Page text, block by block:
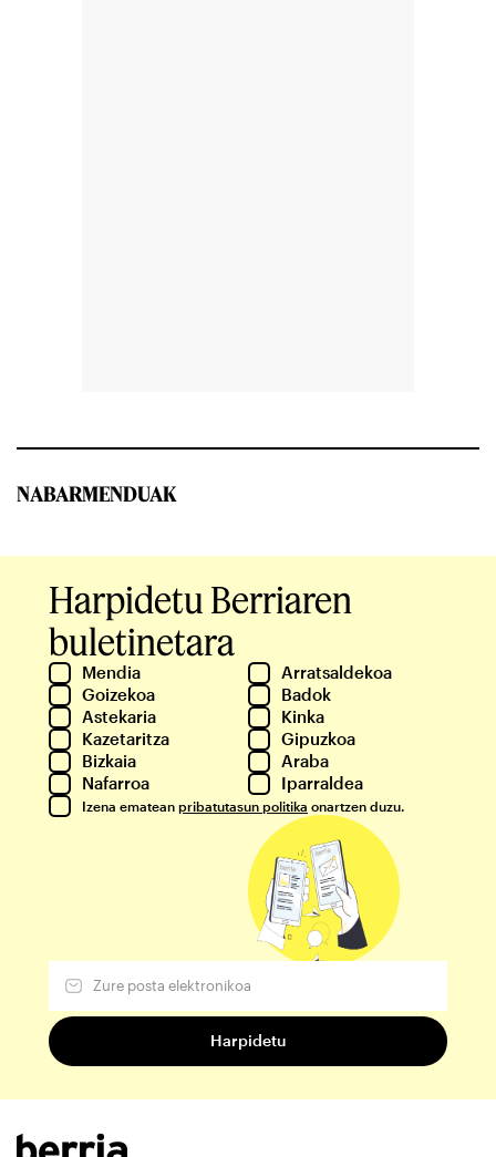
NABARMENDUAK
Harpidetu Berriaren
buletinetara
Mendia
Arratsaldekoa
Goizekoa
Badok
Astekaria
Kinka
Kazetaritza
Gipuzkoa
Bizkaia
Araba
Nafarroa
Iparraldea
Izena ematean pribatutasun politika onartzen duzu.